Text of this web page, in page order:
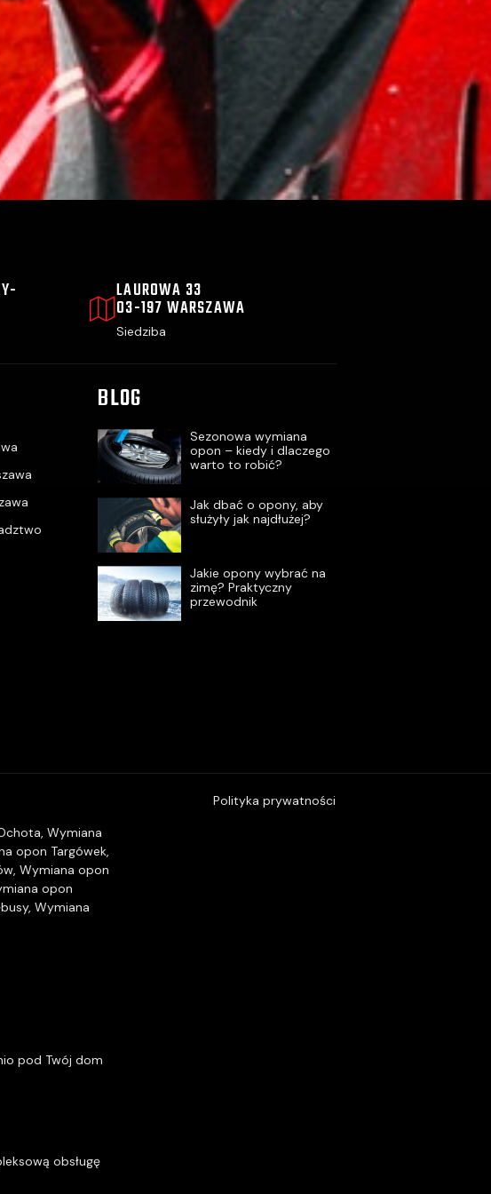
LAUROWA 33
03-197 WARSZAWA
Siedziba
BLOG
Sezonowa wymiana
opon – kiedy i dlaczego
warto to robić?
Jak dbać o opony, aby
służyły jak najdłużej?
Jakie opony wybrać na
zimę? Praktyczny
przewodnik
, Wymiana
opon Targówek,
, Wymiana opon
opon
, Wymiana
pod Twój dom
obsługę
Polityka prywatności